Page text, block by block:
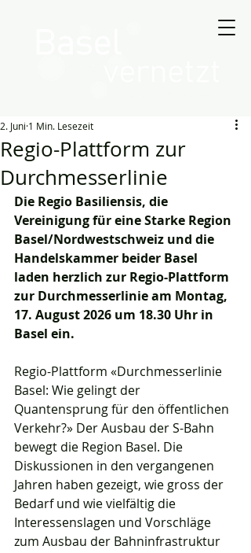
Regio-Plattform zur
Durchmesserlinie
2. Juni 1 Min. Lesezeit
Die Regio Basiliensis, die
Vereinigung für eine Starke Region
Basel/Nordwestschweiz und die
Handelskammer beider Basel
laden herzlich zur Regio-Plattform
zur Durchmesserlinie am Montag,
17. August 2026 um 18.30 Uhr in
Basel ein.
Regio-Plattform «Durchmesserlinie
Basel: Wie gelingt der
Quantensprung für den öffentlichen
Verkehr?» Der Ausbau der S-Bahn
bewegt die Region Basel. Die
Diskussionen in den vergangenen
Jahren haben gezeigt, wie gross der
Bedarf und wie vielfältig die
Interessenslagen und Vorschläge
zum Ausbau der Bahninfrastruktur